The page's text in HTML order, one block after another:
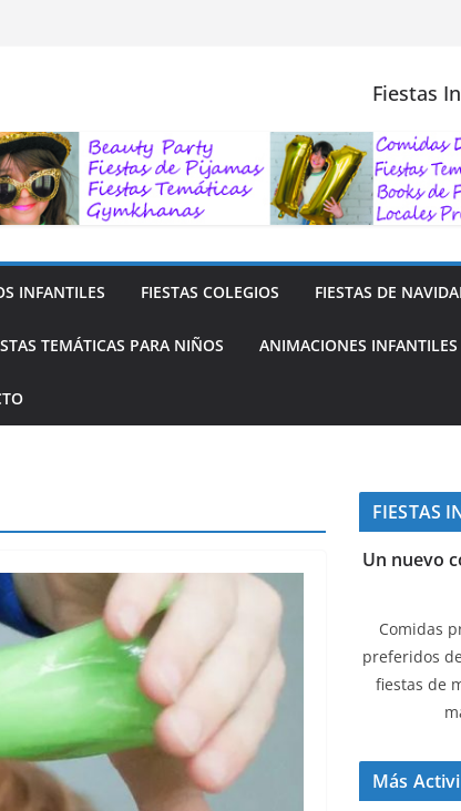
Fiestas
INFANTILES FIESTAS COLEGIOS FIESTAS DE
TEMÁTICAS PARA NIÑOS ANIMACIONES INFANTILES
FIESTAS
Un nuevo
Comidas
preferidos
fiestas de
Más